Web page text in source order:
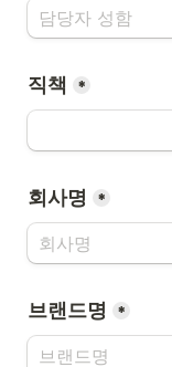
직책 *
회사명 *
브랜드명 *